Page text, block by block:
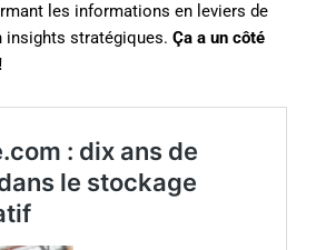
les informations en leviers de
insights stratégiques. Ça a un côté